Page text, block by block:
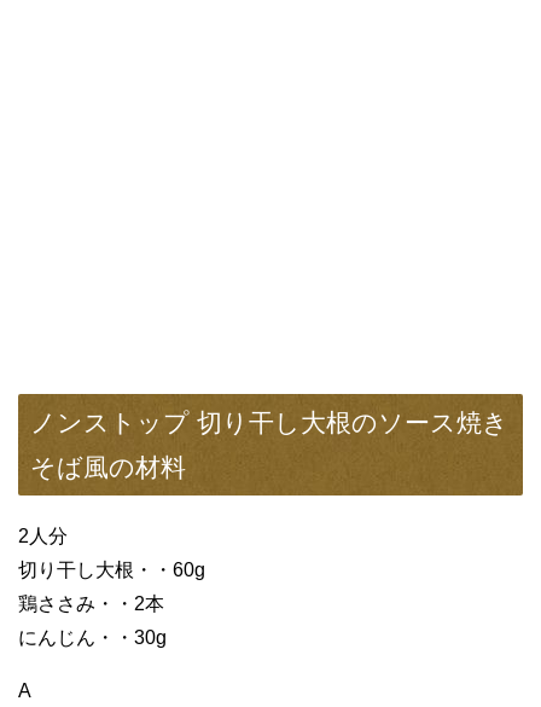
ノンストップ 切り干し大根のソース焼き
そば風の材料
2人分
切り干し大根・・60g
鶏ささみ・・2本
にんじん・・30g
A